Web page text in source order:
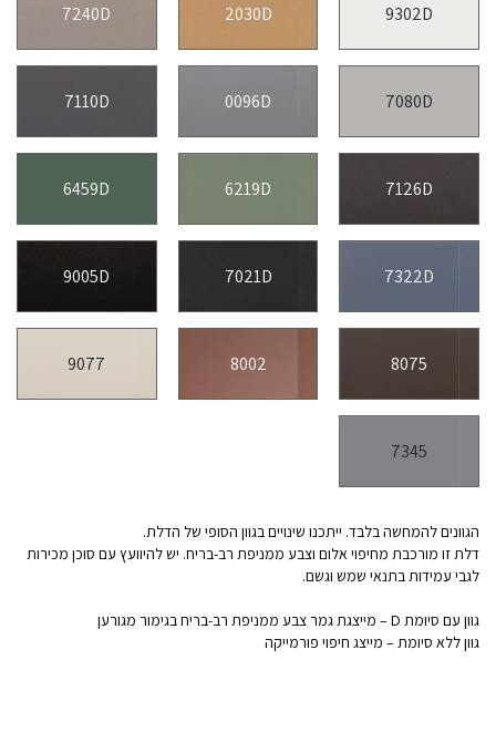
9302D
2030D
7240D
7080D
0096D
7110D
7126D
6219D
6459D
7322D
7021D
9005D
8075
8002
9077
7345
הגוונים להמחשה בלבד. ייתכנו שינויים בגוון הסופי של הדלת.
דלת זו מורכבת מחיפוי אלום וצבע ממניפת רב-בריח. יש להיוועץ עם סוכן מכירות
לגבי עמידות בתנאי שמש וגשם.
גוון עם סיומת D – מייצגת גמר צבע ממניפת רב-בריח בגימור מגורען
גוון ללא סיומת – מייצג חיפוי פורמייקה